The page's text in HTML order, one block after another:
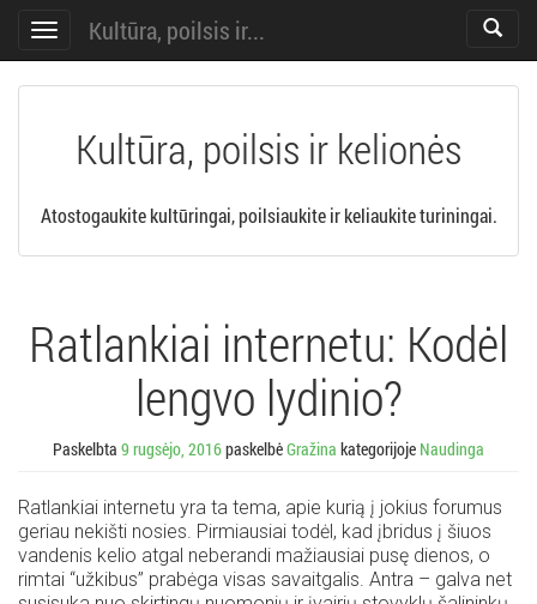
Toggle
navigation
Toggle
Kultūra, poilsis ir...
Kultūra, poilsis ir kelionės
Atostogaukite kultūringai, poilsiaukite ir keliaukite turiningai.
Ratlankiai internetu: Kodėl
lengvo lydinio?
Paskelbta 9 rugsėjo, 2016paskelbėGražina kategorijoje Naudinga
Ratlankiai internetu yra ta tema, apie kurią į jokius forumus
geriau nekišti nosies. Pirmiausiai todėl, kad įbridus į šiuos
vandenis kelio atgal neberandi mažiausiai pusę dienos, o
rimtai “užkibus” prabėga visas savaitgalis. Antra – galva net